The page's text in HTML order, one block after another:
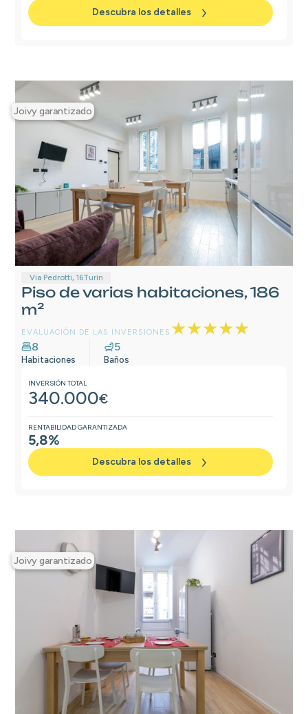
Descubra los detalles
Joivy garantizado
Via Pedrotti, 16Turín
Piso de varias habitaciones, 186
m²
EVALUACIÓN DE LAS INVERSIONES ★★★★★
8
Habitaciones
5
Baños
INVERSIÓN TOTAL
340.000€
RENTABILIDAD GARANTIZADA
5,8%
Descubra los detalles
Joivy garantizado